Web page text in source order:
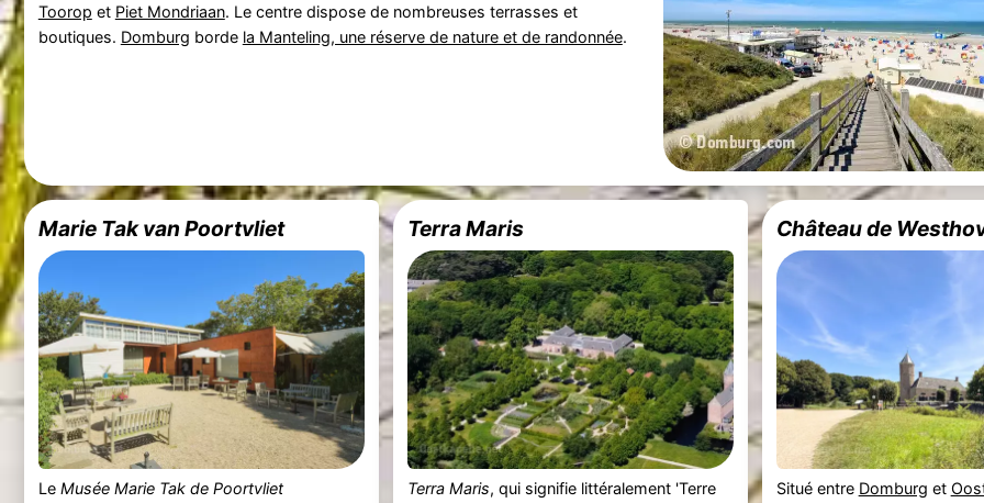
Toorop et Piet Mondriaan. Le centre dispose de nombreuses terrasses et
boutiques. Domburg borde la Manteling, une réserve de nature et de randonnée.
Marie Tak van Poortvliet
Le Musée Marie Tak de Poortvliet
Terra Maris
Terra Maris, qui signifie littéralement 'Terre
Château de
Situé entre Domburg et